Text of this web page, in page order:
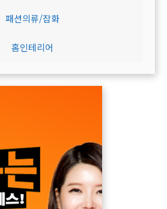
패션의류/잡화
홈인테리어